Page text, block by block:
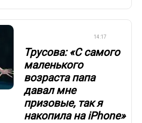
14:17
Трусова: «С самого
маленького
возраста папа
давал мне
призовые, так я
накопила на iPhone»